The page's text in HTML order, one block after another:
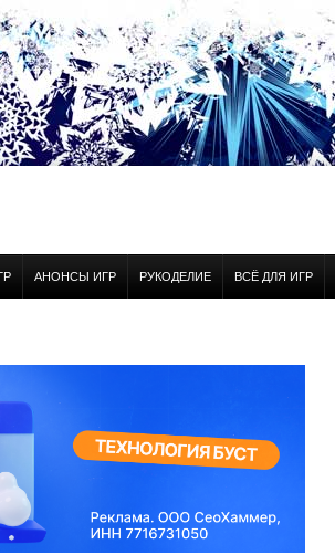
АНОНСЫ ИГР РУКОДЕЛИЕ ВСЁ ДЛЯ ИГР